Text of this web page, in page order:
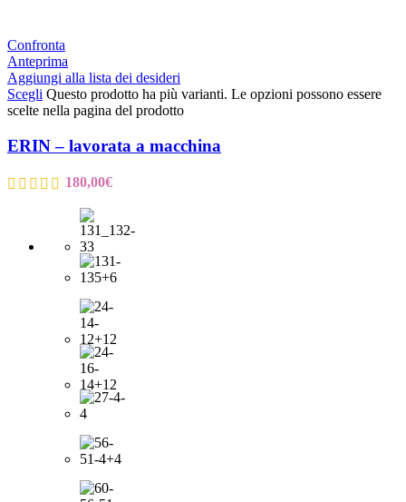
Confronta
Anteprima
Aggiungi alla lista dei desideri
Scegli Questo prodotto ha più varianti. Le opzioni possono essere
scelte nella pagina del prodotto
ERIN – lavorata a macchina
180,00€